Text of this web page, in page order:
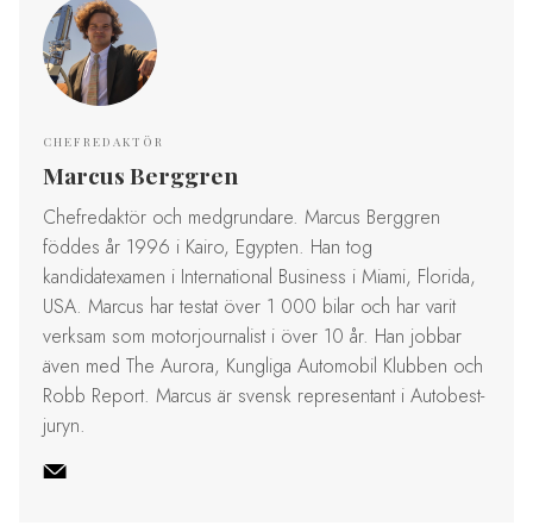
CHEFREDAKTÖR
Marcus Berggren
Chefredaktör och medgrundare. Marcus Berggren
föddes år 1996 i Kairo, Egypten. Han tog
kandidatexamen i International Business i Miami, Florida,
USA. Marcus har testat över 1 000 bilar och har varit
verksam som motorjournalist i över 10 år. Han jobbar
även med The Aurora, Kungliga Automobil Klubben och
Robb Report. Marcus är svensk representant i Autobest-
juryn.